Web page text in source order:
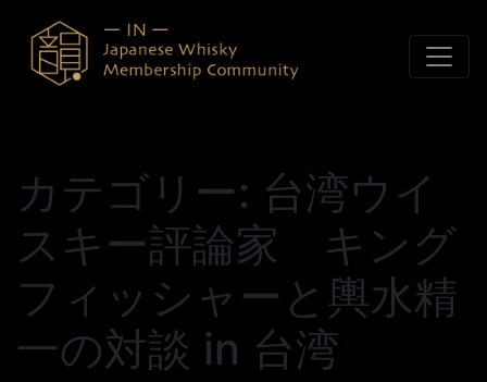
カテゴリー: 台湾ウイ
スキー評論家 キング
フィッシャーと輿水精
一の対談 in 台湾